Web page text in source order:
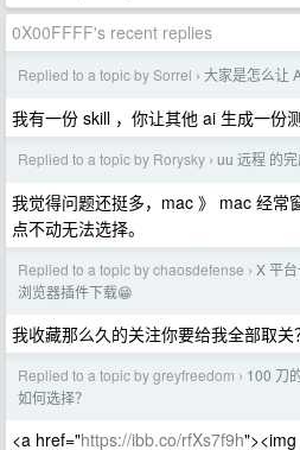
0X00FFFF's recent replies
Replied to a topic by Sorrel › 大家是怎么让
我有一份 skill ，你让其他 ai 生成一份
Replied to a topic by Rorysky › uu 远程 的
我觉得问题还挺多，mac 》 mac 经常
点不动无法选择。
Replied to a topic by chaosdefense › X 平台
浏览器插件下载😁
我收藏那么久的关注你要给我全部取关
Replied to a topic by greyfreedom › 100 刀
如何选择？
<a href="https://ibb.co/rfXs7f9h"><img